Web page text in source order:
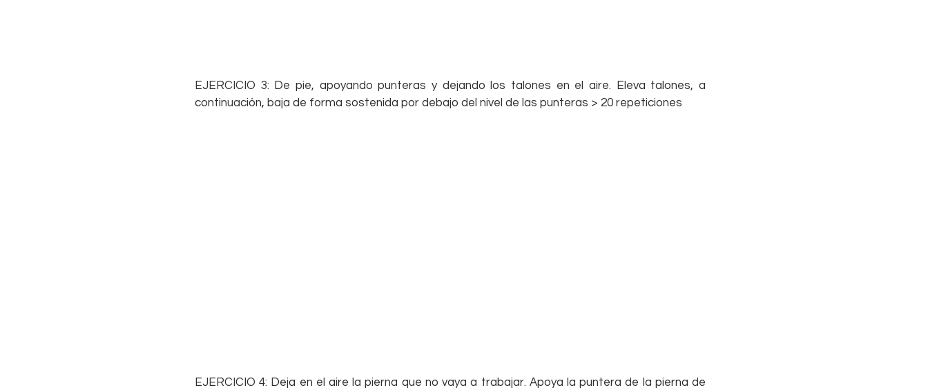
EJERCICIO 3: De pie, apoyando punteras y dejando los talones en el aire. Eleva talones, a
continuación, baja de forma sostenida por debajo del nivel de las punteras > 20 repeticiones
EJERCICIO 4: Deja en el aire la pierna que no vaya a trabajar. Apoya la puntera de la pierna de